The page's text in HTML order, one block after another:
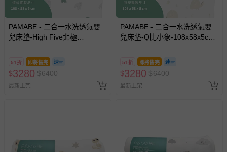
PAMABE - 二合一水洗透氣嬰
兒床墊-High Five北極
Next2Me Forever)
51折 即將售完
$3280 $6400
最新上架
PAMABE - 二合一水洗透氣嬰
兒床墊-Q比小象-108x58x5cm
Forever)
51折 即將售完
$3280 $6400
最新上架